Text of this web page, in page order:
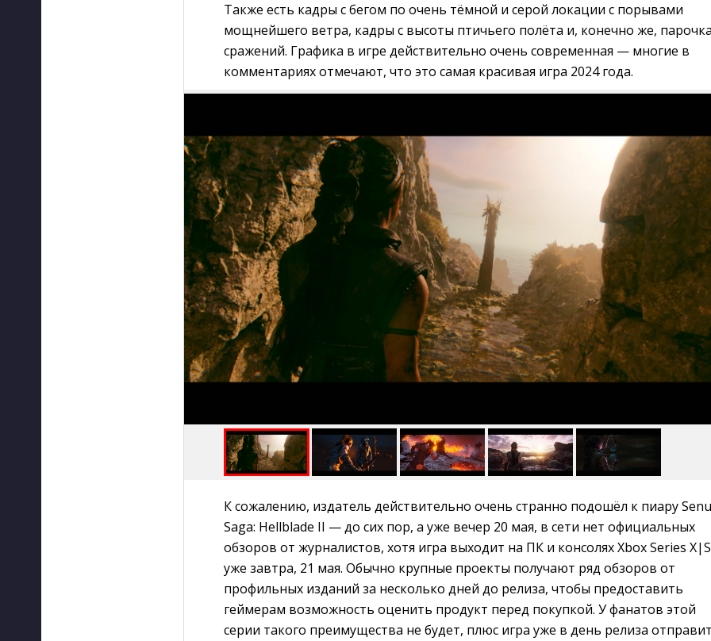
Также есть кадры с бегом по очень тёмной и серой локации с порывами
мощнейшего ветра, кадры с высоты птичьего полёта и, конечно же,
сражений. Графика в игре действительно очень современная — многие в
комментариях отмечают, что это самая красивая игра 2024 года.
К сожалению, издатель действительно очень странно подошёл к пиару
Saga: Hellblade II — до сих пор, а уже вечер 20 мая, в сети нет официальных
обзоров от журналистов, хотя игра выходит на ПК и консолях Xbox Series X|S
уже завтра, 21 мая. Обычно крупные проекты получают ряд обзоров от
профильных изданий за несколько дней до релиза, чтобы предоставить
геймерам возможность оценить продукт перед покупкой. У фанатов этой
серии такого преимущества не будет, плюс игра уже в день релиза